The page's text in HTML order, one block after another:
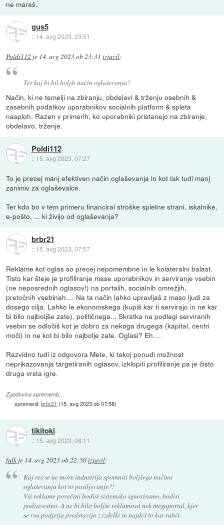
ne maraš.
gus5
:: 14. avg 2023, 23:51
Poldi112 je 14. avg 2023 ob 23:31 izjavil:
Ter kaj bi bil boljši način oglaševanja?
Način, ki ne temelji na zbiranju, obdelavi & trženju osebnih &
zasebnih podatkov uporabnikov socialnih platform & spleta
nasploh. Razen v primerih, ko uporabniki pristanejo na zbiranje,
obdelavo, trženje.
Poldi112
:: 15. avg 2023, 07:27
To je precej manj efektiven način oglaševanja in kot tak tudi manj
zanimiv za oglaševalce.
Ter kdo bo v tem primeru financiral stroške spletne strani, iskalnike,
e-pošto, ... ki živijo od oglaševanja?
brbr21
:: 15. avg 2023, 07:57
Reklame kot oglas so precej nepomembne in le kolateralni balast.
Tisto kar šteje je profiliranje mase uporabnikov in serviranje vsebin
(ne neposrednih oglasov!) na portalih, socialnih omrežjih,
pretočnih vsebinah.... Na ta način lahko upravljaš z maso ljudi za
dosego cilja. Lahko le ekonomskega (kupiš kar ti servirajo in ne kar
bi bilo najboljše zate), političnega... Skratka na podlagi serviranih
vsebin se odločiš kot je dobro za nekoga drugega (kapital, centri
moči) in ne kot bi bilo najbolje zate. Oglasi? Eh....
Razvidno tudi iz odgovora Mete, ki takoj ponudi možnost
neprikazovanja targetiranih oglasov, izklopiti profiliranje pa je čisto
druga vrsta igre.
Zgodovina sprememb…
spremenil:brbr21 (15. avg 2023 ob 07:58)
tikitoki
:: 15. avg 2023, 08:11
fulk je 14. avg 2023 ob 22:50izjavil:
Kaj res se ne more industrija spomniti boljšega načina
oglaševanja kot to posiljevanje?!
Vsi reklame povečini bodisi sistemsko ignoriramo, bodisi
podzavestno. A ne bi bilo boljše reklamirat nek megaportal, kjer
se vsa podjetja predstavijo z izdelki in najdeš to kar rabiš.